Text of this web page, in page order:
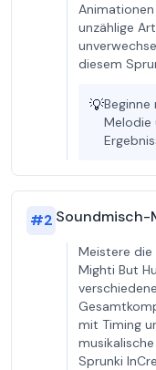
unzählige
diesem
💡
Melodie
#2
Meistere die
Mighti But
mit Timing
Sprunki